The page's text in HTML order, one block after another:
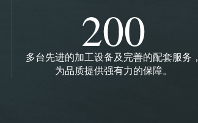
200
多台先进的加工设备及完善的配套服务，
为品质提供强有力的保障。